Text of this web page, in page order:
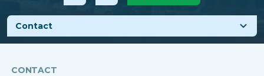
Contact
CONTACT